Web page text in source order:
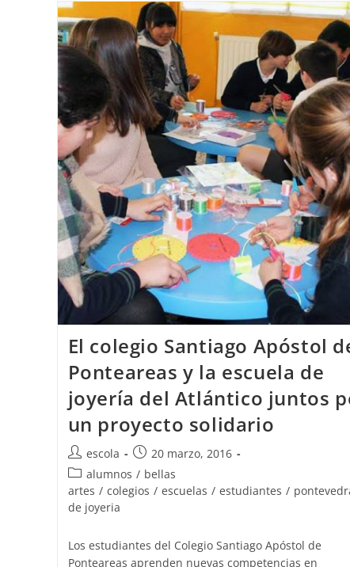
Belleza
España
2017
Se
Fabricó
Y
Se
Diseñó
En
Vigo
El colegio Santiago Apóstol
Ponteareas y la escuela de
joyería del Atlántico juntos
un proyecto solidario
Autor
de
la
entrada:
escola
Publicación
de
la
entrada:
20 marzo, 2016
Categoría
de
la
alumnos / bellas
artes / colegios / escuelas / estudiantes /
de joyeria
Los estudiantes del Colegio Santiago Apóstol de
Ponteareas aprenden nuevas competencias en